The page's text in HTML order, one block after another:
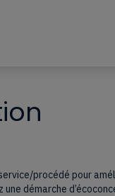
procédé pour
démarche